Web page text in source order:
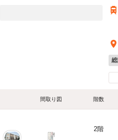
間取り図 階数
2階